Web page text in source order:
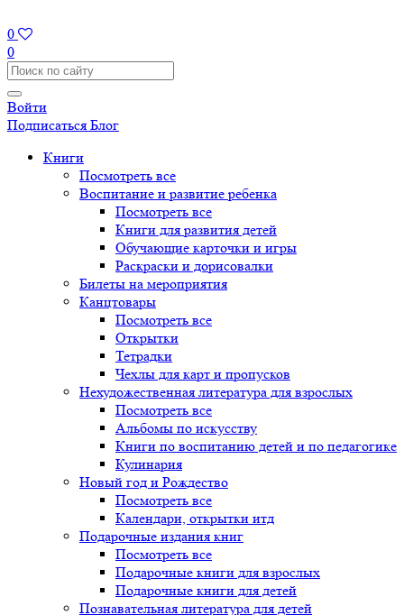
0
0
Войти
Подписаться Блог
Книги
Посмотреть все
Воспитание и развитие ребенка
Посмотреть все
Книги для развития детей
Обучающие карточки и игры
Раскраски и дорисовалки
Билеты на мероприятия
Канцтовары
Посмотреть все
Открытки
Тетрадки
Чехлы для карт и пропусков
Нехудожественная литература для взрослых
Посмотреть все
Альбомы по искусству
Книги по воспитанию детей и по педагогике
Кулинария
Новый год и Рождество
Посмотреть все
Календари, открытки итд
Подарочные издания книг
Посмотреть все
Подарочные книги для взрослых
Подарочные книги для детей
Познавательная литература для детей